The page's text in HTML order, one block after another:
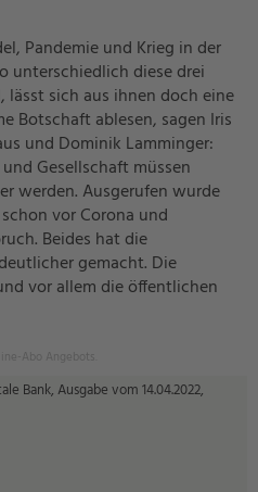
Pandemie und Krieg in der
unterschiedlich diese drei
lässt sich aus ihnen doch eine
Botschaft ablesen, sagen Iris
und Dominik Lamminger:
Gesellschaft müssen
werden. Ausgerufen wurde
vor Corona und
Beides hat die
gemacht. Die
vor allem die öffentlichen
Abo Angebots.
Bank, Ausgabe vom 14.04.2022,